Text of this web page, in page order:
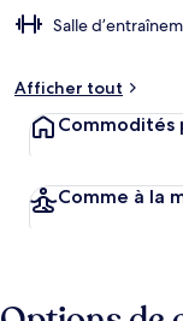
Salle
Afficher tout
Commodités
Comme à la